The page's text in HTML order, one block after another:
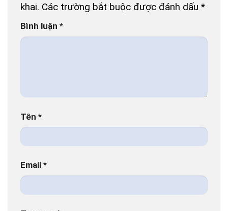
khai. Các trường bắt buộc được đánh dấu *
Bình luận *
Tên *
Email *